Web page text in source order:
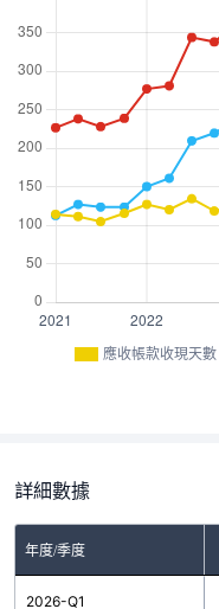
應收帳款收現天數
詳細數據
年度/季度
存貨週轉天數
2026-Q1